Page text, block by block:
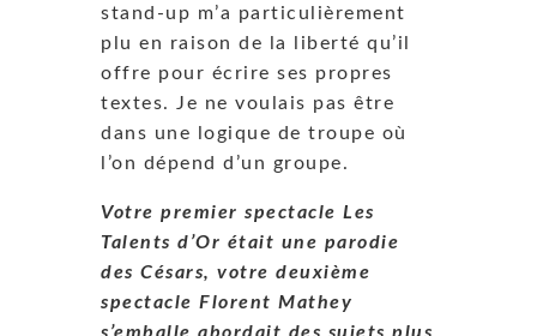
stand-up m’a particulièrement
plu en raison de la liberté qu’il
offre pour écrire ses propres
textes. Je ne voulais pas être
dans une logique de troupe où
l’on dépend d’un groupe.
Votre premier spectacle Les
Talents d’Or était une parodie
des Césars, votre deuxième
spectacle Florent Mathey
s’emballe abordait des sujets plus